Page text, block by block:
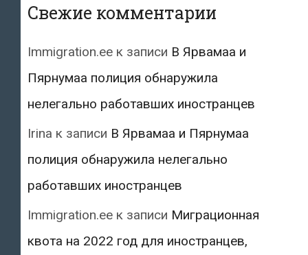
Свежие комментарии
Immigration.ee к записи В Ярвамаа и
Пярнумаа полиция обнаружила
нелегально работавших иностранцев
Irina к записи В Ярвамаа и Пярнумаа
полиция обнаружила нелегально
работавших иностранцев
Immigration.ee к записи Миграционная
квота на 2022 год для иностранцев,